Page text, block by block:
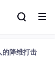
的降维打击